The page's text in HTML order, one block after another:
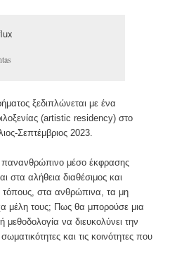
ξεδιπλώνεται με ένα
(artistic residency) στο
Σεπτέμβριος 2023.
πανανθρώπινο μέσο έκφρασης
στα αλήθεια διαθέσιμος και
τόπους, στα ανθρώπινα, τα μη
μέλη τους; Πως θα μπορούσε μια
μεθοδολογία να διευκολύνει την
και τις κοινότητες που